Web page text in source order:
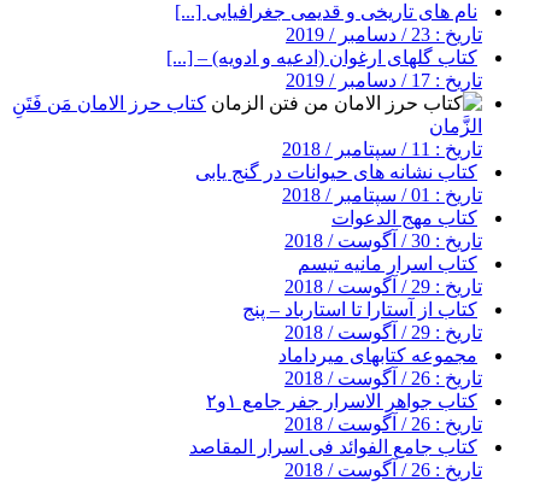
نام های تاریخی و قدیمی جغرافیایی [...]
تاریخ : 23 / دسامبر / 2019
کتاب گلهای ارغوان (ادعیه و ادویه) – [...]
تاریخ : 17 / دسامبر / 2019
کتاب حرز الامان مَن فَتَنِ
الزَّمان
تاریخ : 11 / سپتامبر / 2018
کتاب نشانه های حیوانات در گنج یابی
تاریخ : 01 / سپتامبر / 2018
کتاب مهج الدعوات
تاریخ : 30 / آگوست / 2018
کتاب اسرار مانیه تیسم
تاریخ : 29 / آگوست / 2018
کتاب از آستارا تا استارباد – پنج
تاریخ : 29 / آگوست / 2018
مجموعه کتابهای میرداماد
تاریخ : 26 / آگوست / 2018
کتاب جواهر الاسرار جفر جامع ۱و۲
تاریخ : 26 / آگوست / 2018
کتاب جامع الفوائد فی اسرار المقاصد
تاریخ : 26 / آگوست / 2018